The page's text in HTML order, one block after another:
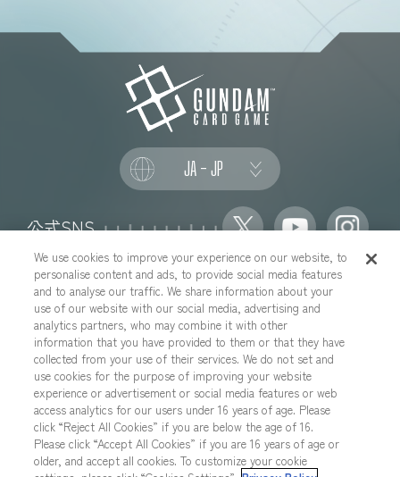
JA - JP
公式SNS
推奨環境について
お問い合わせ
Cookies Settings
プライバシーポリシー
プライバシーノーティス
YouTubeガイドラインについて
地域を選択する
本サイトに掲載されているすべての画像・テキスト・データの無断転
We use cookies to improve your experience on our website, to
personalise content and ads, to provide social media features
and to analyse our traffic. We share information about your
use of our website with our social media, advertising and
analytics partners, who may combine it with other
information that you have provided to them or that they have
collected from your use of their services. We do not set and
use cookies for the purpose of improving your website
experience or advertisement or social media features or web
access analytics for our users under 16 years of age. Please
click “Reject All Cookies” if you are below the age of 16.
Please click “Accept All Cookies” if you are 16 years of age or
older, and accept all cookies. To customize your cookie